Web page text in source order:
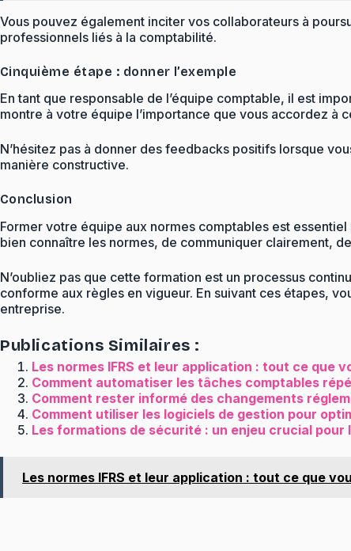
Vous pouvez également inciter vos collaborateurs à
professionnels liés à la comptabilité.
Cinquième étape : donner l’exemple
En tant que responsable de l’équipe comptable, il est
montre à votre équipe l’importance que vous accordez
N’hésitez pas à donner des feedbacks positifs lorsque
manière constructive.
Conclusion
Former votre équipe aux normes comptables est
bien connaître les normes, de communiquer clairement,
N’oubliez pas que cette formation est un processus
conforme aux règles en vigueur. En suivant ces étapes,
entreprise.
Publications Similaires :
Les normes IFRS et leur application : tout ce que
Comment automatiser les tâches comptables
Comment rester informé des changements
Comment utiliser les logiciels de gestion pour
Les formations de sécurité : un enjeu crucial
Les normes IFRS et leur application : tout ce que